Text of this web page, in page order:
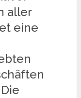
aller
eine